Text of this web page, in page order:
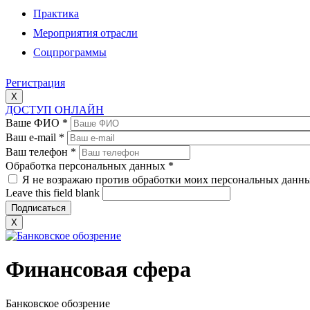
Практика
Мероприятия отрасли
Соцпрограммы
Регистрация
X
ДОСТУП ОНЛАЙН
Ваше ФИО *
Ваш e-mail *
Ваш телефон *
Обработка персональных данных *
Я не возражаю против обработки моих персональных
Leave this field blank
X
Финансовая сфера
Банковское обозрение